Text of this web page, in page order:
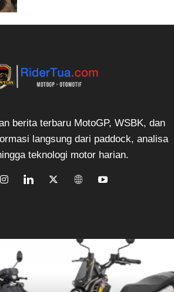
berita terbaru MotoGP, WSBK, dan
langsung dari paddock, analisa
teknologi motor harian.